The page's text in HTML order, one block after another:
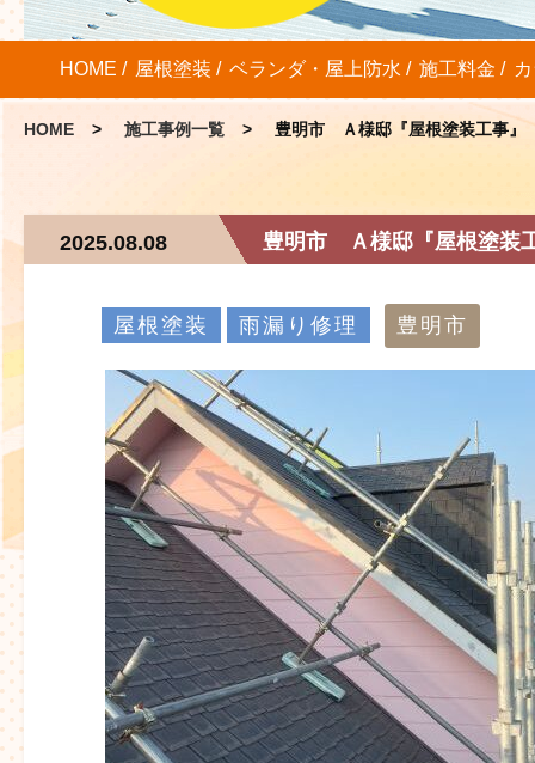
HOME 屋根塗装 ベランダ・屋上防水 施工料金
HOME 施工事例一覧 豊明市 Ａ様邸『屋根塗装工事』
豊明市 Ａ様邸『屋根塗装
2025.08.08
屋根塗装 雨漏り修理 豊明市